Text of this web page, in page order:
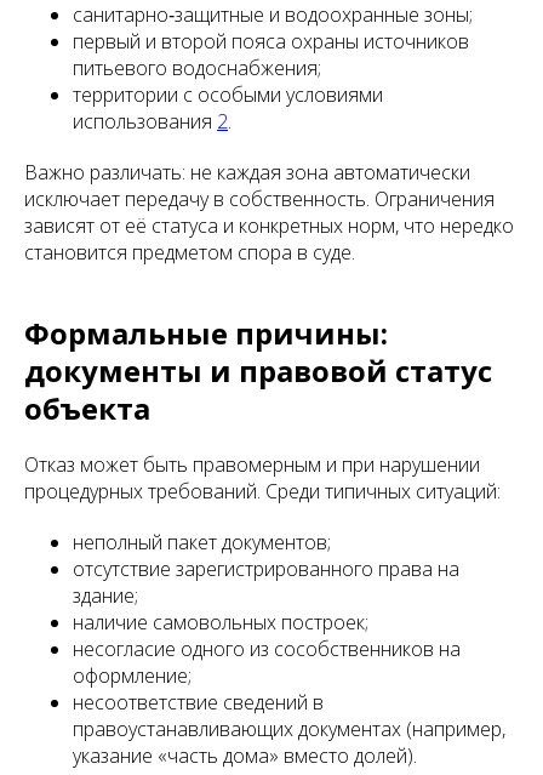
санитарно‑защитные и водоохранные зоны;
первый и второй пояса охраны источников
питьевого водоснабжения;
территории с особыми условиями
использования 2.
Важно различать: не каждая зона автоматически
исключает передачу в собственность. Ограничения
зависят от её статуса и конкретных норм, что нередко
становится предметом спора в суде.
Формальные причины:
документы и правовой статус
объекта
Отказ может быть правомерным и при нарушении
процедурных требований. Среди типичных ситуаций:
неполный пакет документов;
отсутствие зарегистрированного права на
здание;
наличие самовольных построек;
несогласие одного из сособственников на
оформление;
несоответствие сведений в
правоустанавливающих документах (например,
указание «часть дома» вместо долей).